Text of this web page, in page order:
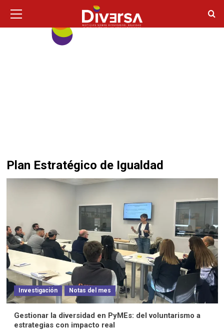
contenido
principal
Plan Estratégico de Igualdad
Investigación Notas del mes
Gestionar la diversidad en PyMEs: del voluntarismo a
estrategias con impacto real